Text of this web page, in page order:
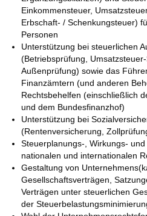
Einkommensteuer,
Erbschaft- / Schenkungsteuer)
Personen
Unterstützung bei steuerlichen
(Betriebsprüfung,
Außenprüfung) sowie das
Finanzämtern (und anderen
Rechtsbehelfen (einschließlich
und dem Bundesfinanzhof)
Unterstützung bei
(Rentenversicherung,
Steuerplanungs-, Wirkungs-
nationalen und internationalen
Gestaltung von
Gesellschaftsverträgen,
Verträgen unter steuerlichen
der